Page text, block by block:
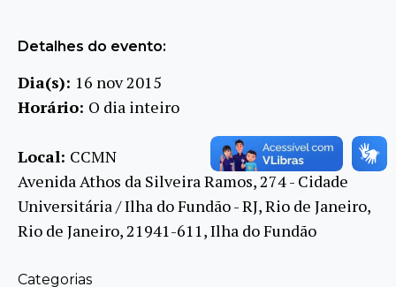
Detalhes do evento:
Dia(s): 16 nov 2015
Horário: O dia inteiro
Local: CCMN
Avenida Athos da Silveira Ramos, 274 - Cidade
Universitária / Ilha do Fundão - RJ, Rio de Janeiro,
Rio de Janeiro, 21941-611, Ilha do Fundão
Categorias